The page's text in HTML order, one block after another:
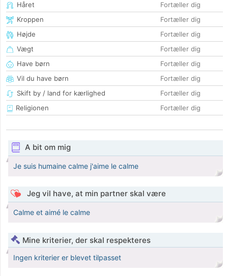
Håret
Fortæller dig
Kroppen
Fortæller dig
Højde
Fortæller dig
Vægt
Fortæller dig
Have børn
Fortæller dig
Vil du have børn
Fortæller dig
Skift by / land for kærlighed
Fortæller dig
Religionen
Fortæller dig
A bit om mig
Je suis humaine calme j'aime le calme
Jeg vil have, at min partner skal være
Calme et aimé le calme
Mine kriterier, der skal respekteres
Ingen kriterier er blevet tilpasset